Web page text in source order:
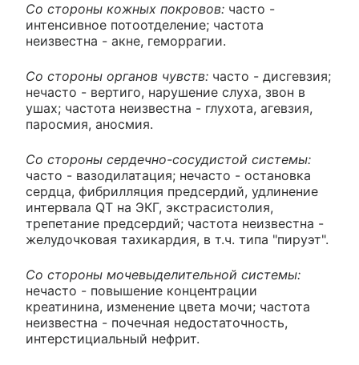
Со стороны кожных покровов: часто -
интенсивное потоотделение; частота
неизвестна - акне, геморрагии.
Со стороны органов чувств: часто - дисгевзия;
нечасто - вертиго, нарушение слуха, звон в
ушах; частота неизвестна - глухота, агевзия,
паросмия, аносмия.
Со стороны сердечно-сосудистой системы:
часто - вазодилатация; нечасто - остановка
сердца, фибрилляция предсердий, удлинение
интервала QT на ЭКГ, экстрасистолия,
трепетание предсердий; частота неизвестна -
желудочковая тахикардия, в т.ч. типа "пируэт".
Со стороны мочевыделительной системы:
нечасто - повышение концентрации
креатинина, изменение цвета мочи; частота
неизвестна - почечная недостаточность,
интерстициальный нефрит.